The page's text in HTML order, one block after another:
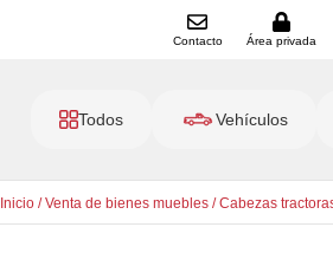
Contacto Área privada
Todos Vehículos
Inicio /Venta de bienes muebles /Cabezas